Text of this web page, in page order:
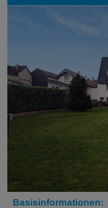
Basisinformationen: